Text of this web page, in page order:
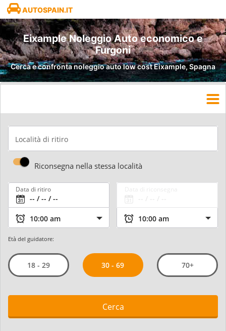
AUTOSPAIN.IT
Eixample Noleggio Auto economico e
Furgoni
Cerca e confronta noleggio auto low cost Eixample, Spagna
Località di ritiro
Riconsegna nella stessa località
Data di ritiro
Età del guidatore:
18 - 29 30 - 69 70+
Cerca